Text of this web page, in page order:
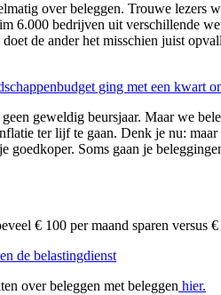
over beleggen. Trouwe
6.000 bedrijven uit verschillende
de ander het misschien juist
ging met een kwart
geweldig beursjaar. Maar we
ter lijf te gaan. Denk je nu:
goedkoper. Soms gaan je
€ 100 per maand sparen versus
de belastingdienst
over beleggen met beleggen hier.